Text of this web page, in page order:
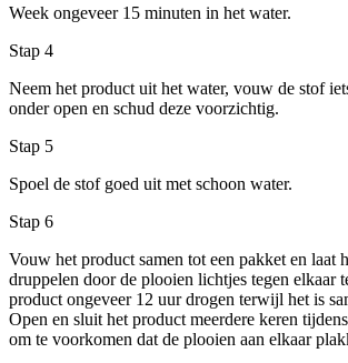
Week ongeveer 15 minuten in het water.
Stap 4
Neem het product uit het water, vouw de stof
onder open en schud deze voorzichtig.
Stap 5
Spoel de stof goed uit met schoon water.
Stap 6
Vouw het product samen tot een pakket en laat
druppelen door de plooien lichtjes tegen elkaar
product ongeveer 12 uur drogen terwijl het is
Open en sluit het product meerdere keren
om te voorkomen dat de plooien aan elkaar